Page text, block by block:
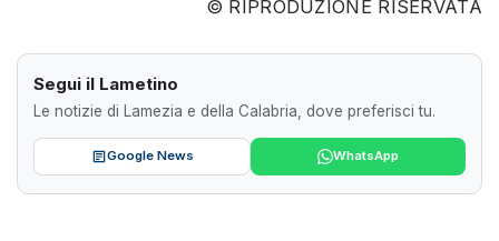
© RIPRODUZIONE RISERVATA
Segui il Lametino
Le notizie di Lamezia e della Calabria, dove preferisci tu.
Google News WhatsApp